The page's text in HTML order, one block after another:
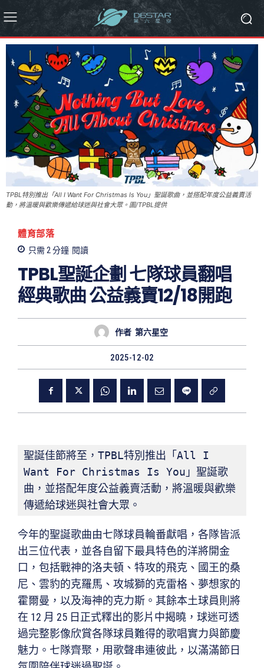
TPBL特別推出「All I Want For Christmas Is You」聖誕歌曲，並搭配年度公益義賣活
動，將溫暖與歡樂傳遞給球迷與社會大眾。圖/TPBL提供
體育部落
只需 2分鐘 閱讀
TPBL聖誕企劃 七隊球員翻唱
經典歌曲 公益義賣12/18開跑
作者 第六星空
2025-12-02
聖誕佳節將至，TPBL特別推出「All I
Want For Christmas Is You」聖誕歌
曲，並搭配年度公益義賣活動，將溫暖與歡樂
傳遞給球迷與社會大眾。
今年的聖誕歌曲由七隊球員輪番獻唱，各隊皆派
出三位代表，並各自留下最具特色的洋將開金
口，包括戰神的洛夫頓、特攻的飛克、國王的桑
尼、雲豹的克羅馬、攻城獅的克雷格、夢想家的
霍爾曼，以及海神的克力斯。其餘本土球員則將
在 12 月 25 日正式釋出的影片中揭曉，球迷可透
過完整影像欣賞各隊球員難得的歌唱實力與節慶
魅力。七隊齊聚，用歌聲串連彼此，以滿滿節日